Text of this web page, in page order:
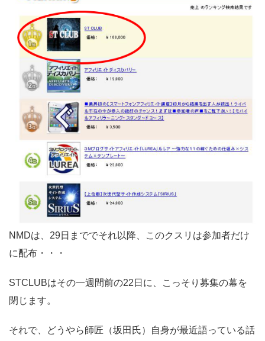
NMDは、29日まででそれ以降、このクスリは参加者だけ
に配布・・・
STCLUBはその一週間前の22日に、こっそり募集の幕を
閉じます。
それで、どうやら師匠（坂田氏）自身が最近語っている話